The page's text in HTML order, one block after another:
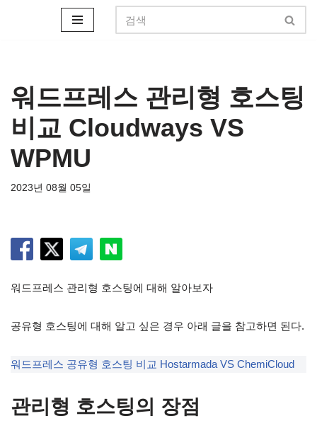
로
건
너
기
워드프레스 관리형 호스팅
비교 Cloudways VS
WPMU
2023년 08월 05일
워드프레스 관리형 호스팅에 대해 알아보자
공유형 호스팅에 대해 알고 싶은 경우 아래 글을 참고하면 된다.
워드프레스 공유형 호스팅 비교 Hostarmada VS ChemiCloud
관리형 호스팅의 장점